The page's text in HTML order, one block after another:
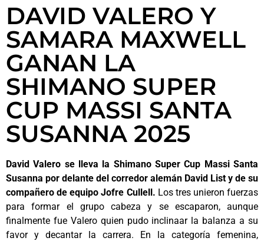
DAVID VALERO Y
SAMARA MAXWELL
GANAN LA
SHIMANO SUPER
CUP MASSI SANTA
SUSANNA 2025
David Valero se lleva la Shimano Super Cup Massi Santa
Susanna por delante del corredor alemán David List y de su
compañero de equipo Jofre Cullell. Los tres unieron fuerzas
para formar el grupo cabeza y se escaparon, aunque
finalmente fue Valero quien pudo inclinaar la balanza a su
favor y decantar la carrera. En la categoría femenina,